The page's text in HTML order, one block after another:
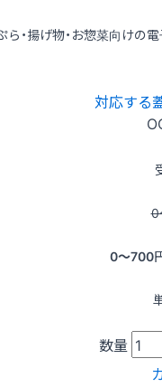
ら・揚げ物・お惣菜向けの
対応する
0
0〜700
数量